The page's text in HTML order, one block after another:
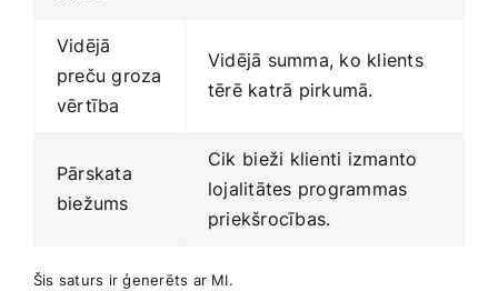
Vidējā ​
preču groza
vērtība
Vidējā summa, ko klients
tērē katrā pirkumā.
Pārskata
biežums
Cik ⁢bieži klienti izmanto
lojalitātes programmas
priekšrocības.
Šis saturs ir ģenerēts ar ‍MI.